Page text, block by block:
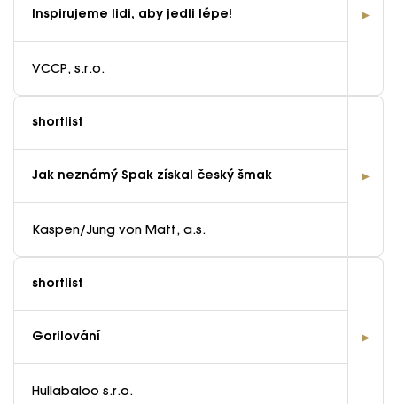
Inspirujeme lidi, aby jedli lépe!
VCCP, s.r.o.
shortlist
Jak neznámý Spak získal český šmak
Kaspen/Jung von Matt, a.s.
shortlist
Gorilování
Hullabaloo s.r.o.